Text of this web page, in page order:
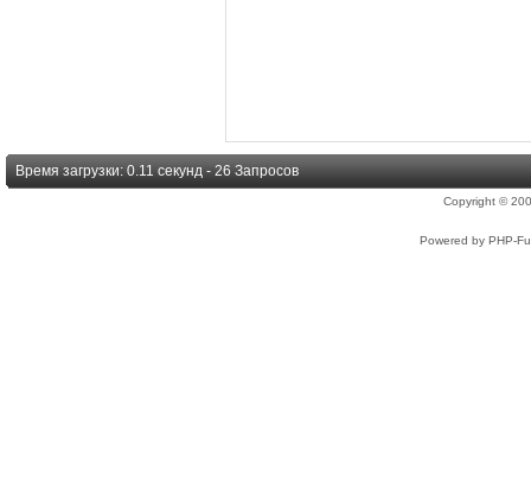
Время загрузки: 0.11 секунд - 26 Запросов
Copyright ©
Powered by PHP-